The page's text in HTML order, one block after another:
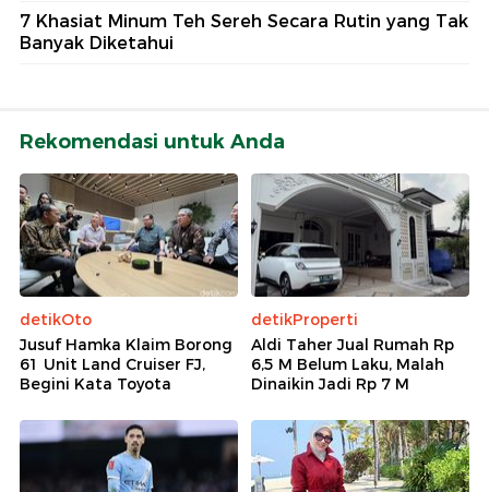
7 Khasiat Minum Teh Sereh Secara Rutin yang Tak
Banyak Diketahui
Rekomendasi untuk Anda
detikOto
Jusuf Hamka Klaim Borong
61 Unit Land Cruiser FJ,
Begini Kata Toyota
detikProperti
Aldi Taher Jual Rumah Rp
6,5 M Belum Laku, Malah
Dinaikin Jadi Rp 7 M